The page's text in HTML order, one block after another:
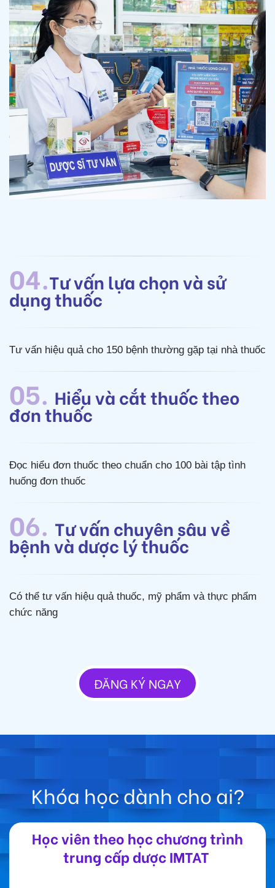
04.Tư vấn lựa chọn và sử
dụng thuốc
Tư vấn hiệu quả cho 150 bệnh thường gặp tại nhà thuốc
05. Hiểu và cắt thuốc theo
đơn thuốc
Đọc hiểu đơn thuốc theo chuẩn cho 100 bài tập tình
huống đơn thuốc
06. Tư vấn chuyên sâu về
bệnh và dược lý thuốc
Có thể tư vấn hiệu quả thuốc, mỹ phẩm và thực phẩm
chức năng
ĐĂNG KÝ NGAY
Khóa học dành cho ai?
Học viên theo học chương trình
trung cấp dược IMTAT